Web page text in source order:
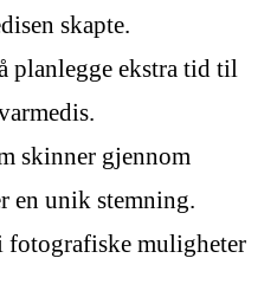
skapte.
planlegge ekstra tid til
skinner gjennom
en unik stemning.
fotografiske muligheter